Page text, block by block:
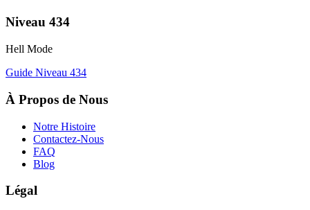
Niveau 434
Hell Mode
Guide Niveau 434
À Propos de Nous
Notre Histoire
Contactez-Nous
FAQ
Blog
Légal